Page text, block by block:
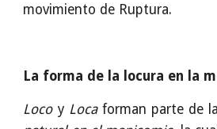
movimiento de Ruptura.
La forma de la locura en la
Locoy Locaforman parte de